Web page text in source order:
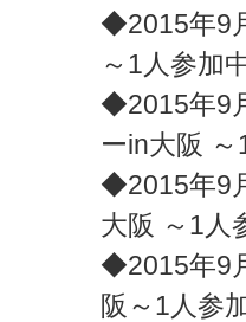
◆2015年9
～1人参加
◆2015年9
ーin大阪
◆2015年9
大阪 ～1人
◆2015年9
阪～1人参